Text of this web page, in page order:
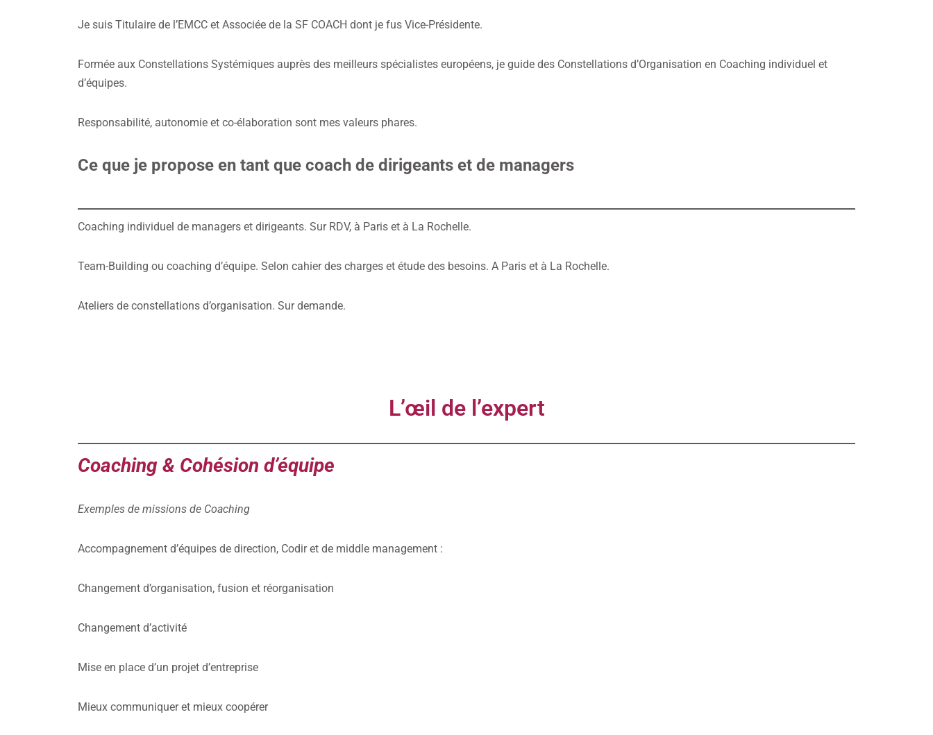
Je suis Titulaire de l’EMCC et Associée de la SF COACH dont je fus Vice-Présidente.
Formée aux Constellations Systémiques auprès des meilleurs spécialistes européens, je guide des Constellations d’Organisation en Coaching individuel et
d’équipes.
Responsabilité, autonomie et co-élaboration sont mes valeurs phares.
Ce que je propose en tant que coach de dirigeants et de managers
Coaching individuel de managers et dirigeants. Sur RDV, à Paris et à La Rochelle.
Team-Building ou coaching d’équipe. Selon cahier des charges et étude des besoins. A Paris et à La Rochelle.
Ateliers de constellations d’organisation. Sur demande.
L’œil de l’expert
Coaching & Cohésion d’équipe
Exemples de missions de Coaching
Accompagnement d’équipes de direction, Codir et de middle management :
Changement d’organisation, fusion et réorganisation
Changement d’activité
Mise en place d’un projet d’entreprise
Mieux communiquer et mieux coopérer